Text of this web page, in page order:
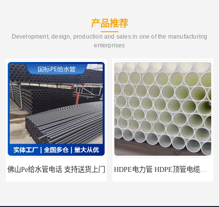
产品推荐
Development, design, production and sales in one of the manufacturing
enterprises
佛山Pe给水管电话 支持送货上门